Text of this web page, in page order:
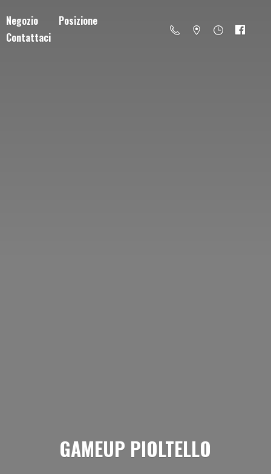
Negozio
Posizione
Contattaci
GAMEUP PIOLTELLO